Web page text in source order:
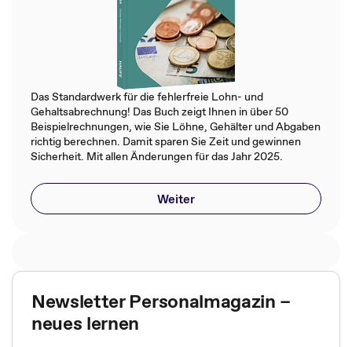
Das Standardwerk für die fehlerfreie Lohn- und
Gehaltsabrechnung! Das Buch zeigt Ihnen in über 50
Beispielrechnungen, wie Sie Löhne, Gehälter und Abgaben
richtig berechnen. Damit sparen Sie Zeit und gewinnen
Sicherheit. Mit allen Änderungen für das Jahr 2025.
Weiter
Newsletter Personalmagazin –
neues lernen